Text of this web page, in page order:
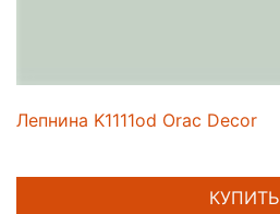
Лепнина K1111od Orac Decor
КУПИТЬ